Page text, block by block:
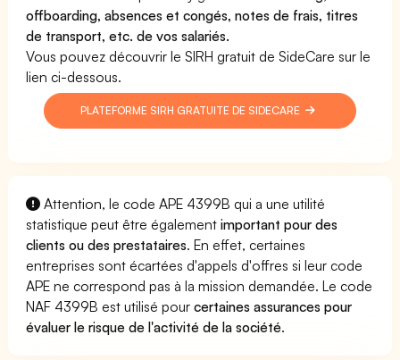
offboarding, absences et congés, notes de frais, titres
de transport, etc. de vos salariés.
Vous pouvez découvrir le SIRH gratuit de SideCare sur le
lien ci-dessous.
PLATEFORME SIRH GRATUITE DE SIDECARE
Attention, le code APE 4399B qui a une utilité
statistique peut être égalementimportant pour des
clients ou des prestataires. En effet, certaines
entreprises sont écartées d'appels d'offres si leur code
APE ne correspond pas à la mission demandée. Le code
NAF 4399B est utilisé pourcertaines assurances pour
évaluer le risque de l'activité de la société.